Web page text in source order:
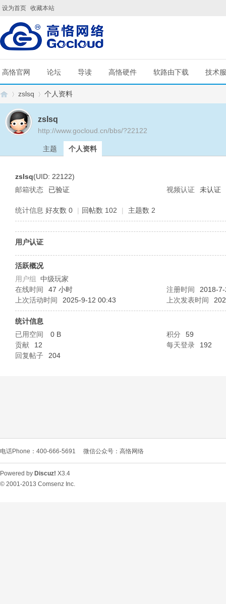
设为首页 收藏本站
高恪官网 论坛 导读 高恪硬件 软路由下载 技术
L
zslsq 个人资料
zslsq
http://www.gocloud.cn/bbs/?22122
主题 个人资料
zslsq(UID: 22122)
邮箱状态
已验证 视频认证 未认证
统计信息 好友数 0 | 回帖数 102 | 主题数 2
用户认证
活跃概况
用户组 中级玩家
在线时间
47 小时 注册时间
2018-
上次活动时间
2025-9-12 00:43 上次发表时间
统计信息
已用空间
0 B 积分
59
贡献
12 每天登录
192
回复帖子
204
电话Phone：400-666-5691 微信公众号：高恪网络
Powered by Discuz! X3.4
© 2001-2013 Comsenz Inc.